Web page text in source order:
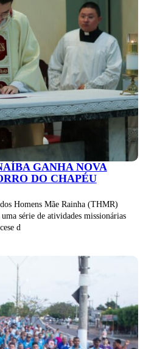
GANHA NOVA
DO CHAPÉU
Homens Mãe Rainha (THMR)
série de atividades missionárias
d